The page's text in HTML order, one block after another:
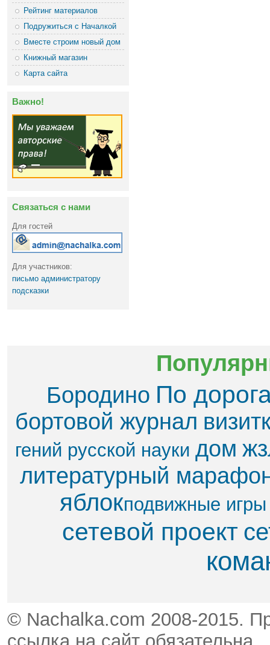
Рейтинг материалов
Подружиться с Началкой
Вместе строим новый дом
Книжный магазин
Карта сайта
Важно!
Связаться с нами
Для гостей
Для участников:
письмо администратору
подсказки
Бородино По
бортовой журнал
гений русской науки дом
литературный
яблок​подвижные игры
сетевой проект
© Nachalka.com 2008-2015.